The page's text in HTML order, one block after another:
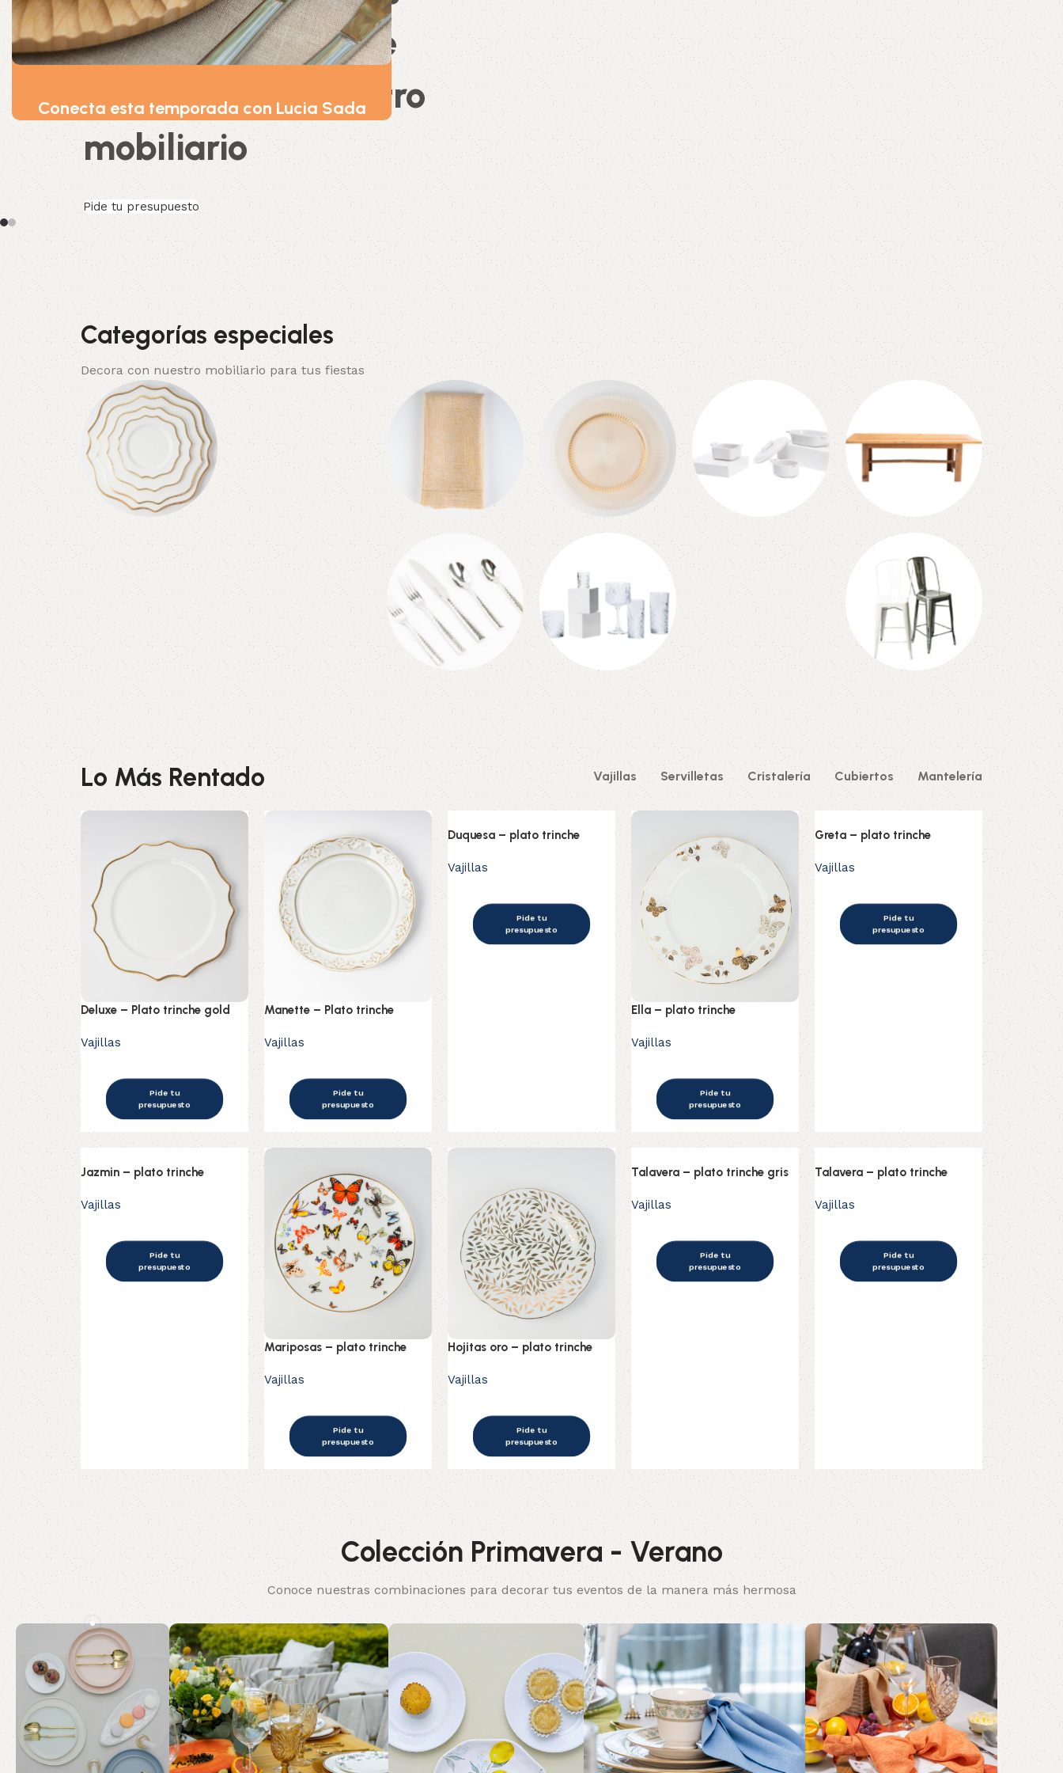
Conecta esta temporada con Lucia Sada
Consulta nuestro
catálogo de temporada
Pide tu presupuesto
Categorías especiales
Decora con nuestro mobiliario para tus fiestas
Vajillas
Sillas
Servilletas Platos Base Miniaturas
Mesas
Manteleria
Individuales
Cubiertos Cristaleria
Coolers Y
Ventiladores
Bancos Bar
Lo Más Rentado Vajillas Servilletas Cristalería Cubiertos Mantelería
Deluxe – Plato trinche gold
Vajillas
Pide tu
presupuesto
Manette – Plato trinche
Vajillas
Pide tu
presupuesto
Duquesa – plato trinche
Vajillas
Pide tu
presupuesto
Ella – plato trinche
Vajillas
Pide tu
presupuesto
Greta – plato trinche
Vajillas
Pide tu
presupuesto
Jazmin – plato trinche
Vajillas
Pide tu
presupuesto
Mariposas – plato trinche
Vajillas
Pide tu
presupuesto
Hojitas oro – plato trinche
Vajillas
Pide tu
presupuesto
Talavera – plato trinche gris
Vajillas
Pide tu
presupuesto
Talavera – plato trinche
Vajillas
Pide tu
presupuesto
Colección Primavera - Verano
Conoce nuestras combinaciones para decorar tus eventos de la manera más hermosa